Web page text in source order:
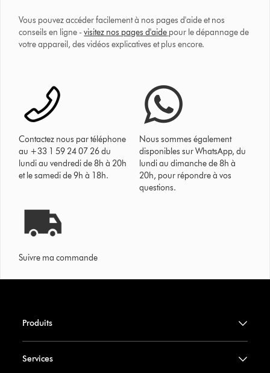
Vous pouvez accéder facilement à nos pages d'aide et nos
conseils en ligne -visitez nos pages d'aide pour le dépannage de
votre appareil, des vidéos explicatives et plus encore.
Contactez nous par téléphone
au +33 1 59 24 07 26 du
lundi au vendredi de 8h à 20h
et le samedi de 9h à 18h.
Nous sommes également
disponibles sur WhatsApp, du
lundi au dimanche de 8h à
20h, pour répondre à vos
questions.
Suivre ma commande
Produits
Services